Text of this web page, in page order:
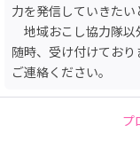
力を発信していきたい
地域おこし協力隊以
随時、受け付けており
ご連絡ください。
プ